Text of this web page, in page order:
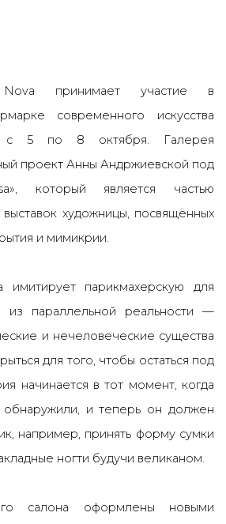
Nova принимает участие в
современного искусства
c 5 по 8 октября. Галерея
проект Анны Андржиевской под
который является частью
художницы, посвящённых
и мимикрии.
имитирует парикмахерскую для
из параллельной реальности —
и нечеловеческие существа
для того, чтобы остаться под
начинается в тот момент, когда
обнаружили, и теперь он должен
например, принять форму сумки
ногти будучи великаном.
салона оформлены новыми